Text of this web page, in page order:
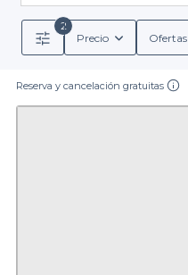
2
Precio
Ofertas
Reserva y cancelación gratuitas